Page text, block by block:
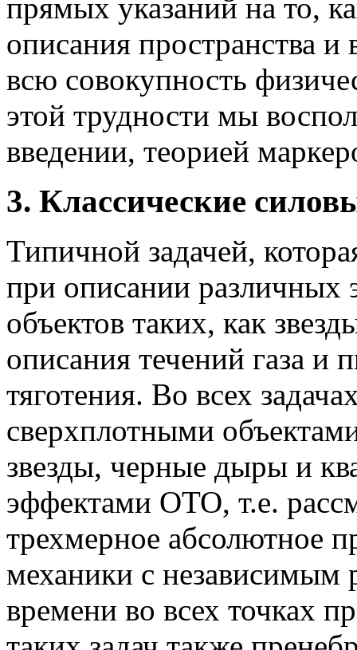
прямых указаний на то,
описания пространства
всю совокупность
этой трудности мы
введении, теорией
3. Классические
Типичной задачей,
при описании
объектов таких, как
описания течений газа и
тяготения. Во всех
сверхплотными
звезды, черные дыры и
эффектами ОТО, т.е.
трехмерное абсолютное
механики с независимым
времени во всех точках